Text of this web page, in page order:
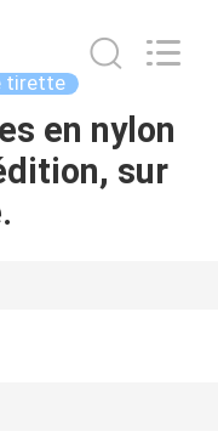
tirette
en nylon
sur